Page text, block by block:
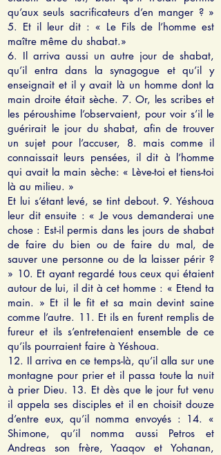
qu’aux seuls sacrificateurs d’en manger ? »
5. Et il leur dit : « Le Fils de l’homme est
maître même du shabat.»
6. Il arriva aussi un autre jour de shabat,
qu’il entra dans la synagogue et qu’il y
enseignait et il y avait là un homme dont la
main droite était sèche. 7. Or, les scribes et
les péroushime l’observaient, pour voir s’il le
guérirait le jour du shabat, afin de trouver
un sujet pour l’accuser, 8. mais comme il
connaissait leurs pensées, il dit à l’homme
qui avait la main sèche: « Lève-toi et tiens-toi
là au milieu. »
Et lui s’étant levé, se tint debout. 9. Yéshoua
leur dit ensuite : « Je vous demanderai une
chose : Est-il permis dans les jours de shabat
de faire du bien ou de faire du mal, de
sauver une personne ou de la laisser périr ?
» 10. Et ayant regardé tous ceux qui étaient
autour de lui, il dit à cet homme : « Etend ta
main. » Et il le fit et sa main devint saine
comme l’autre. 11. Et ils en furent remplis de
fureur et ils s’entretenaient ensemble de ce
qu’ils pourraient faire à Yéshoua.
12. Il arriva en ce temps-là, qu’il alla sur une
montagne pour prier et il passa toute la nuit
à prier Dieu. 13. Et dès que le jour fut venu
il appela ses disciples et il en choisit douze
d’entre eux, qu’il nomma envoyés : 14. «
Shimone, qu’il nomma aussi Petros et
Andreas son frère, Yaaqov et Yohanan,